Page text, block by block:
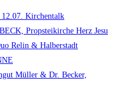
Kirchentalk
Propsteikirche Herz Jesu
Relin & Halberstadt
Müller & Dr. Becker,